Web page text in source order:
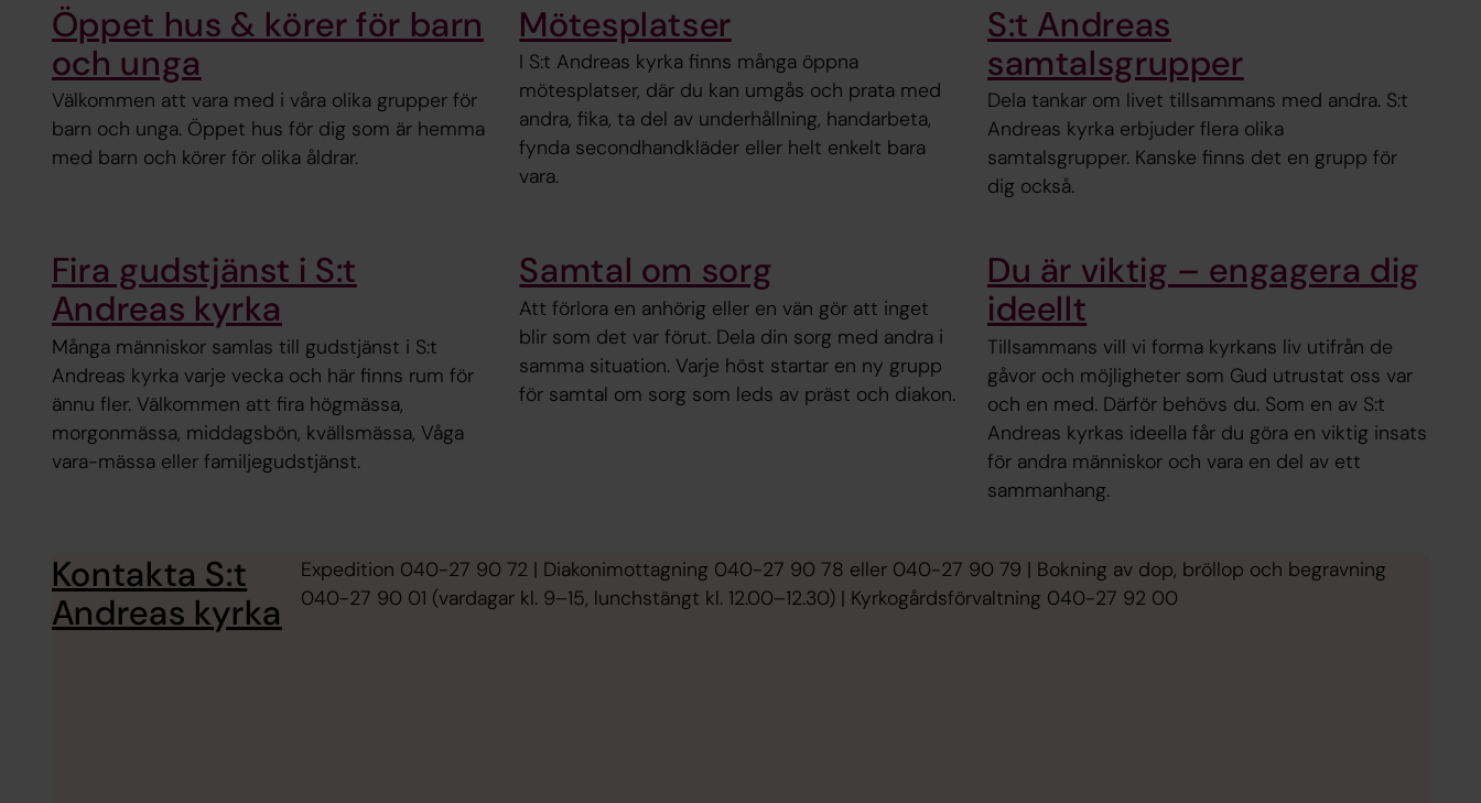
Öppet hus & körer för barn
och unga
Välkommen att vara med i våra olika grupper för
barn och unga. Öppet hus för dig som är hemma
med barn och körer för olika åldrar.
Mötesplatser
I S:t Andreas kyrka finns många öppna
mötesplatser, där du kan umgås och prata med
andra, fika, ta del av underhållning, handarbeta,
fynda secondhandkläder eller helt enkelt bara
vara.
S:t Andreas
samtalsgrupper
Dela tankar om livet tillsammans med andra. S:t
Andreas kyrka erbjuder flera olika
samtalsgrupper. Kanske finns det en grupp för
dig också.
Fira gudstjänst i S:t
Andreas kyrka
Många människor samlas till gudstjänst i S:t
Andreas kyrka varje vecka och här finns rum för
ännu fler. Välkommen att fira högmässa,
morgonmässa, middagsbön, kvällsmässa, Våga
vara-mässa eller familjegudstjänst.
Samtal om sorg
Att förlora en anhörig eller en vän gör att inget
blir som det var förut. Dela din sorg med andra i
samma situation. Varje höst startar en ny grupp
för samtal om sorg som leds av präst och diakon.
Du är viktig – engagera dig
ideellt
Tillsammans vill vi forma kyrkans liv utifrån de
gåvor och möjligheter som Gud utrustat oss var
och en med. Därför behövs du. Som en av S:t
Andreas kyrkas ideella får du göra en viktig insats
för andra människor och vara en del av ett
sammanhang.
Kontakta S:t
Andreas kyrka
Expedition 040-27 90 72 | Diakonimottagning 040-27 90 78 eller 040-27 90 79 | Bokning av dop, bröllop och begravning
040-27 90 01 (vardagar kl. 9–15, lunchstängt kl. 12.00–12.30) | Kyrkogårdsförvaltning 040-27 92 00